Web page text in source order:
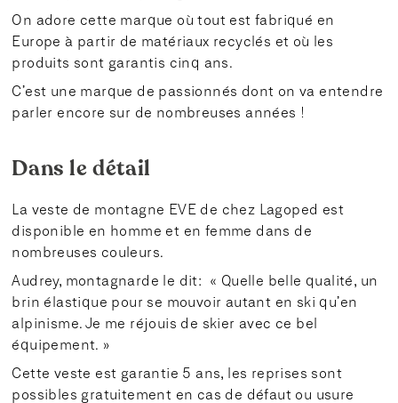
On adore cette marque où tout est fabriqué en
Europe à partir de matériaux recyclés et où les
produits sont garantis cinq ans.
C’est une marque de passionnés dont on va entendre
parler encore sur de nombreuses années !
Dans le détail
La veste de montagne EVE de chez Lagoped est
disponible en homme et en femme dans de
nombreuses couleurs.
Audrey, montagnarde le dit: « Quelle belle qualité, un
brin élastique pour se mouvoir autant en ski qu’en
alpinisme. Je me réjouis de skier avec ce bel
équipement. »
Cette veste est garantie 5 ans, les reprises sont
possibles gratuitement en cas de défaut ou usure